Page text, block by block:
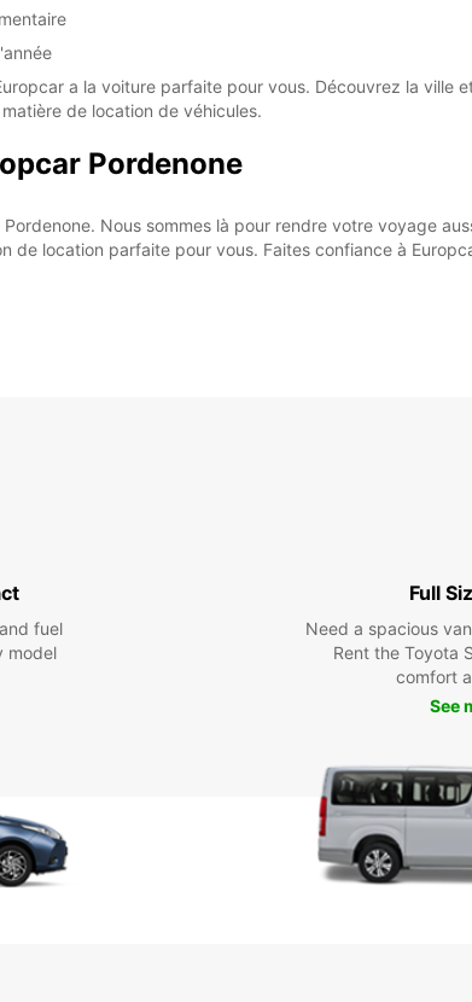
a la voiture parfaite pour vous. Découvrez la ville
de location de véhicules.
Pordenone
Nous sommes là pour rendre votre voyage
de location parfaite pour vous. Faites confiance à
fuel
model
Full
Need a spacious
Rent the Toyota
comfort
See